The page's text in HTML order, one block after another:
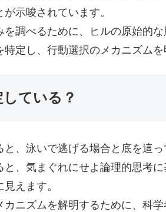
示唆されています。
を調べるために、ヒルの原始的
特定し、行動選択のメカニズムを
ている？
、泳いで逃げる場合と底を這
、気まぐれにせよ論理的思考に
見えます。
カニズムを解明するために、科